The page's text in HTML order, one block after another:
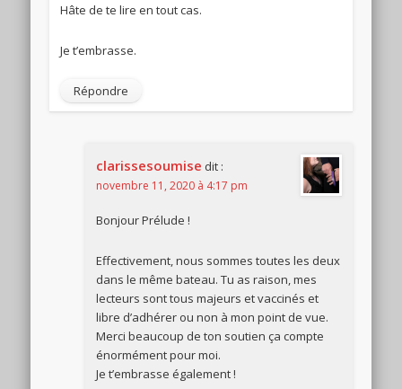
Hâte de te lire en tout cas.
Je t’embrasse.
Répondre
clarissesoumise dit :
novembre 11, 2020 à 4:17 pm
Bonjour Prélude !
Effectivement, nous sommes toutes les deux
dans le même bateau. Tu as raison, mes
lecteurs sont tous majeurs et vaccinés et
libre d’adhérer ou non à mon point de vue.
Merci beaucoup de ton soutien ça compte
énormément pour moi.
Je t’embrasse également !